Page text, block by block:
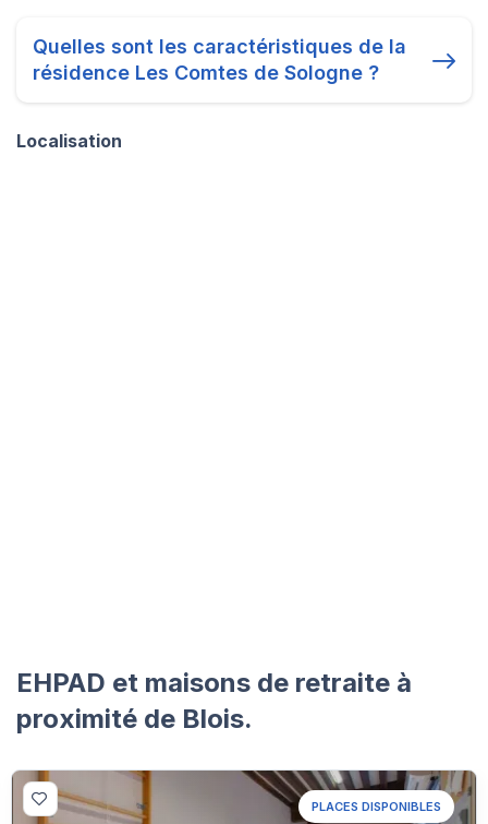
Quelles sont les caractéristiques de la
résidence Les Comtes de Sologne ?
Localisation
EHPAD et maisons de retraite à
proximité de Blois.
PLACES DISPONIBLES